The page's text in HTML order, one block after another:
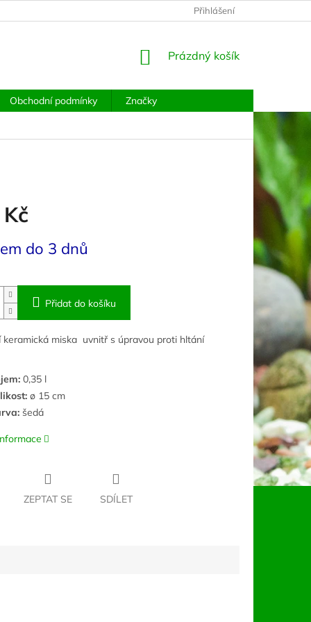
PODMÍNKY OCHRANY OSOBNÍCH ÚDAJŮ MOJE OBJEDNÁVKA
Přihlášení
NÁKUPNÍ
Prázdný košík
Obchodní podmínky
Značky
do 3 dnů
Přidat do košíku
keramická miska uvnitř s úpravou proti hltání
0,35 l
ø 15 cm
šedá
ZEPTAT SE SDÍLET